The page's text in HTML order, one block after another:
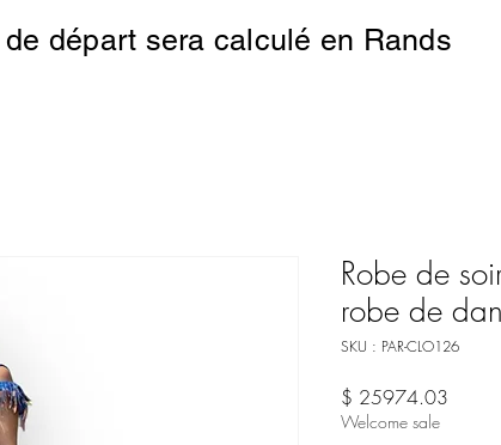
départ sera calculé en Rands
Robe de
robe de
SKU : PAR-CLO126
$ 25974.03
Welcome sale